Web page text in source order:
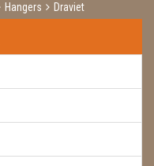
Hangers Draviet